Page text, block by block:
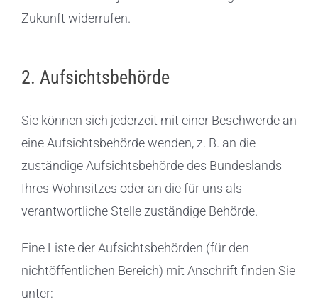
Zukunft widerrufen.
2. Aufsichtsbehörde
Sie können sich jederzeit mit einer Beschwerde an
eine Aufsichtsbehörde wenden, z. B. an die
zuständige Aufsichtsbehörde des Bundeslands
Ihres Wohnsitzes oder an die für uns als
verantwortliche Stelle zuständige Behörde.
Eine Liste der Aufsichtsbehörden (für den
nichtöffentlichen Bereich) mit Anschrift finden Sie
unter: